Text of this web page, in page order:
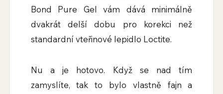
Bond Pure Gel vám dává minimálně
dvakrát delší dobu pro korekci než
standardní vteřinové lepidlo Loctite.
Nu a je hotovo. Když se nad tím
zamyslíte, tak to bylo vlastně fajn a